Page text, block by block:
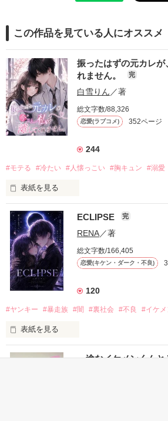
この作品を見ている人にオススメ
振ったはずの元カレが
れません。
完
白雪りん ／著
総文字数/88,326
恋愛(ラブコメ) 352ページ
244
#モテる #冷たい #人懐っこい #胸キュン #溺愛
表紙を見る
「好きだったから、別れを選んだ。」
モテる人を好きになるのが怖かった。
だから私は、中学時代に大好きだった彼
もう会うことはないと思っていたのに、
高校生になって再会した彼は、隣の学校
他の女の子には冷たいのに
私にだけ昔と変わらない笑顔を向けてく
ECLIPSE 完
RENA／著
総文字数/166,405
恋愛(キケン・ダーク・不良)
120
#ヤンキー #暴走族 #闇 #裏社会 #不良 #イケメ
表紙を見る
表紙画像はAIです
一途なイケメンくん